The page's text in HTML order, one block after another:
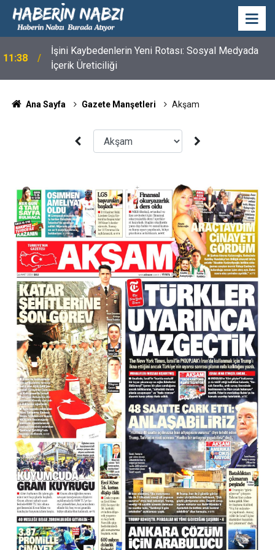
11:38
İşini Kaybedenlerin Yeni Rotası: Sosyal Medyada
İçerik Üreticiliği
Ana Sayfa Gazete Manşetleri Akşam